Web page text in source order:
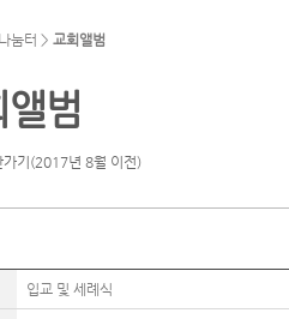
눔터 > 교회앨범
범
가기(2017년 8월 이전)
입교 및 세례식